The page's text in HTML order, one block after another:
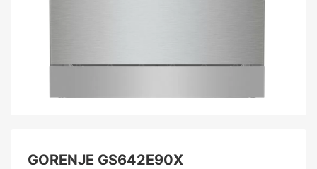
GORENJE GS642E90X